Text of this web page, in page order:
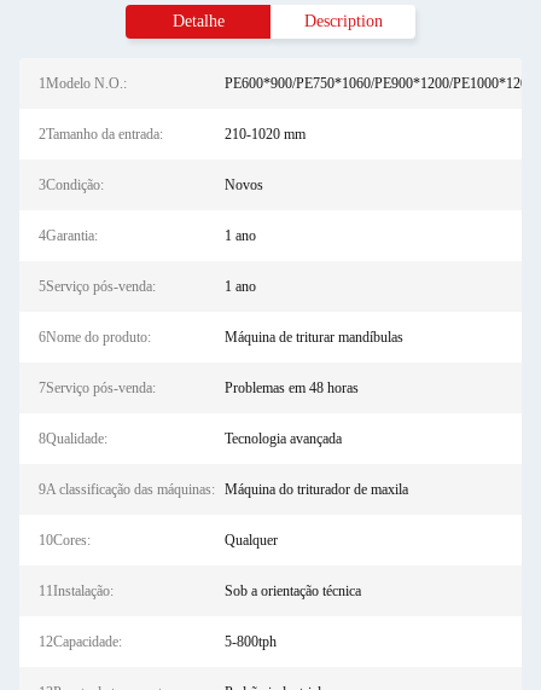
Detalhe Description
1Modelo N.O.: PE600*900/PE750*1060/PE900*1200/PE1000*1200
2Tamanho da entrada: 210-1020 mm
3Condição: Novos
4Garantia: 1 ano
5Serviço pós-venda: 1 ano
6Nome do produto: Máquina de triturar mandíbulas
7Serviço pós-venda: Problemas em 48 horas
8Qualidade: Tecnologia avançada
9A classificação das máquinas: Máquina do triturador de maxila
10Cores: Qualquer
11Instalação: Sob a orientação técnica
12Capacidade: 5-800tph